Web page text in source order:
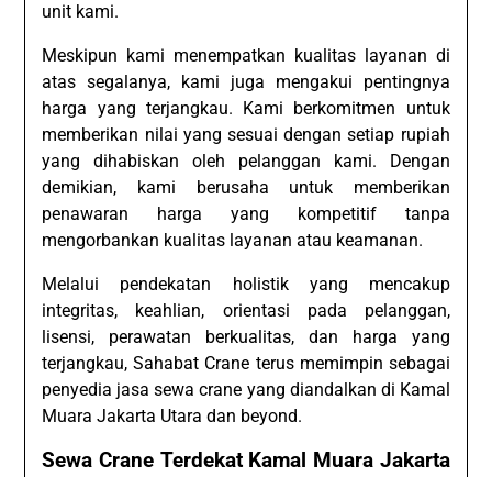
unit kami.
Meskipun kami menempatkan kualitas layanan di
atas segalanya, kami juga mengakui pentingnya
harga yang terjangkau. Kami berkomitmen untuk
memberikan nilai yang sesuai dengan setiap rupiah
yang dihabiskan oleh pelanggan kami. Dengan
demikian, kami berusaha untuk memberikan
penawaran harga yang kompetitif tanpa
mengorbankan kualitas layanan atau keamanan.
Melalui pendekatan holistik yang mencakup
integritas, keahlian, orientasi pada pelanggan,
lisensi, perawatan berkualitas, dan harga yang
terjangkau, Sahabat Crane terus memimpin sebagai
penyedia jasa sewa crane yang diandalkan di Kamal
Muara Jakarta Utara dan beyond.
Sewa Crane Terdekat Kamal Muara Jakarta